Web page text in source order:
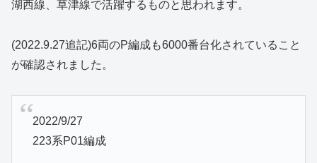
湖西線、草津線で活躍するものと思われます。
(2022.9.27追記)6両のP編成も6000番台化されていること
が確認されました。
2022/9/27
223系P01編成